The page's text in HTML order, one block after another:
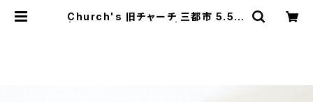
Church's 旧チャーチ 三都市 5.5 G